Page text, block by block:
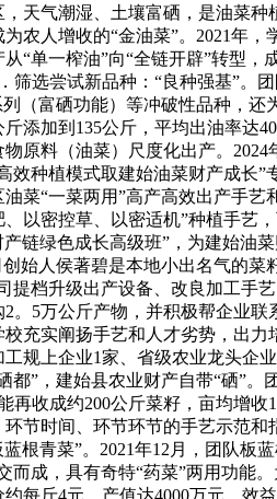
天气潮湿、土壤富硒，是油菜
农人增收的“金油菜”。2021年
“单一榨油”向“全链开辟”转型
筛选尝试新品种：“良种强基”。
列（富硒功能）等冲破性品种，
添加到135公斤，平均出油率达
原料（油菜）尺度化出产。
效种植模式取建始油菜财产成长
菜“一菜两用”高产高效出产手
以密控草、以密适机”种植手艺
链绿色成长高级班”，为建始油
始人侯著碧是本地小出名气的
提档升级出产设备、改良加工手
。5万公斤产物，并积极帮企业
充实阐扬手艺和人才劣势，出
规上企业1家、省级农业龙头企
都”，建始县农业财产自带“硒”
再收成约200公斤菜籽，亩均增
节时间、环节环节的手艺示范
根青菜”。2021年12月，团队
而成，具有奇特“药菜”两用功能
约每斤4元，产值达4000万元，